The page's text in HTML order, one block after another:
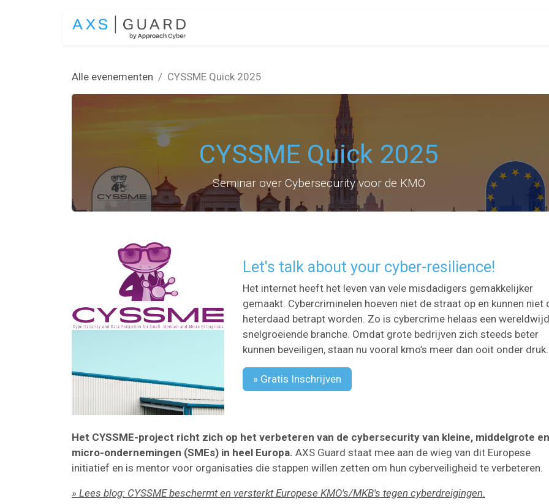
Alle evenementen CYSSME Quick 2025
CYSSME Quick 2025
Seminar over Cybersecurity voor de KMO
Let's talk about your cyber-resilience!
Het internet heeft het leven van vele misdadigers gemakkelijker
gemaakt. Cybercriminelen hoeven niet de straat op en kunnen niet
heterdaad betrapt worden. Zo is cybercrime helaas een wereldwijd
snelgroeiende branche. Omdat grote bedrijven zich steeds beter
kunnen beveiligen, staan nu vooral kmo’s meer dan ooit onder druk.
» Gratis Inschrijven
Het CYSSME-project richt zich op het verbeteren van de cybersecurity van kleine, middelgrote en
micro-ondernemingen (SMEs) in heel Europa. AXS Guard staat mee aan de wieg van dit Europese
initiatief en is mentor voor organisaties die stappen willen zetten om hun cyberveiligheid te verbeteren.
» Lees blog: CYSSME beschermt en versterkt Europese KMO's/MKB's tegen cyberdreigingen.